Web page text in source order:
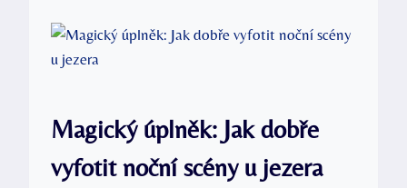
Magický úplněk: Jak dobře
vyfotit noční scény u jezera